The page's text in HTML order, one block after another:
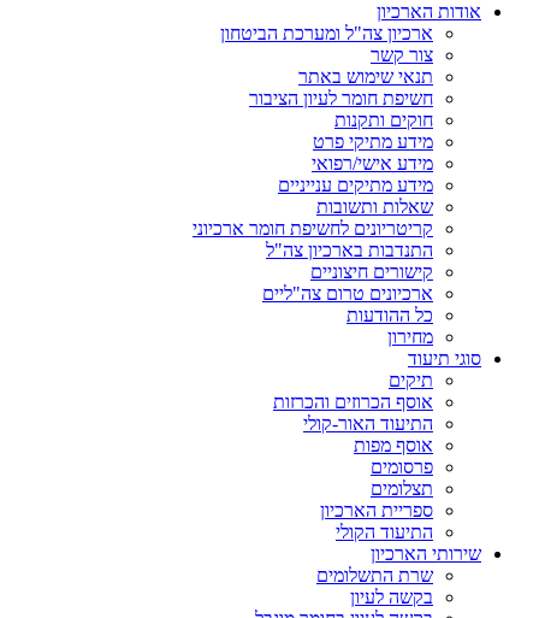
אודות הארכיון
ארכיון צה"ל ומערכת הביטחון
צור קשר
תנאי שימוש באתר
חשיפת חומר לעיון הציבור
חוקים ותקנות
מידע מתיקי פרט
מידע אישי/רפואי
מידע מתיקים ענייניים
שאלות ותשובות
קריטריונים לחשיפת חומר ארכיוני
התנדבות בארכיון צה"ל
קישורים חיצוניים
ארכיונים טרום צה"ליים
כל ההודעות
מחירון
סוגי תיעוד
תיקים
אוסף הכרוזים והכרזות
התיעוד האור-קולי
אוסף מפות
פרסומים
תצלומים
ספריית הארכיון
התיעוד הקולי
שירותי הארכיון
שרת התשלומים
בקשה לעיון